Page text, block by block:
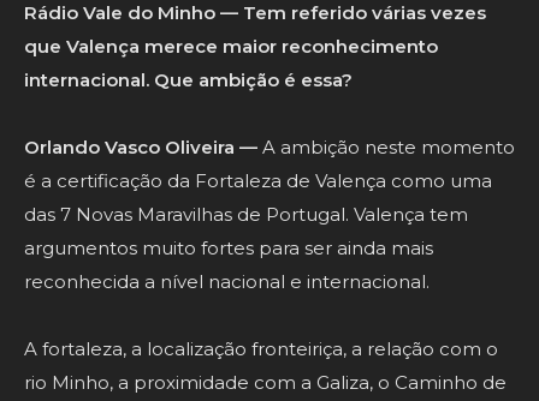
Rádio Vale do Minho — Tem referido várias vezes
que Valença merece maior reconhecimento
internacional. Que ambição é essa?
Orlando Vasco Oliveira — A ambição neste momento
é a certificação da Fortaleza de Valença como uma
das 7 Novas Maravilhas de Portugal. Valença tem
argumentos muito fortes para ser ainda mais
reconhecida a nível nacional e internacional.
A fortaleza, a localização fronteiriça, a relação com o
rio Minho, a proximidade com a Galiza, o Caminho de